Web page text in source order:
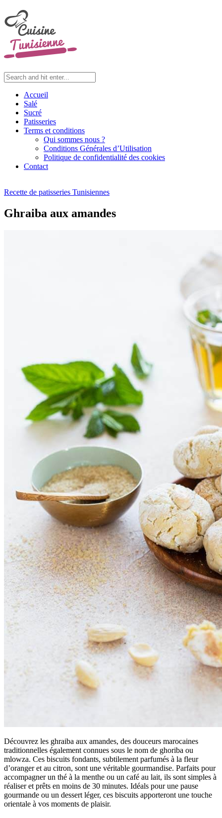
Accueil
Salé
Sucré
Patisseries
Terms et conditions
Qui sommes nous ?
Conditions Générales d’Utilisation
Politique de confidentialité des cookies
Contact
Recette de patisseries Tunisiennes
Ghraiba aux amandes
Découvrez les ghraiba aux amandes, des douceurs marocaines
traditionnelles également connues sous le nom de ghoriba ou
mlowza. Ces biscuits fondants, subtilement parfumés à la fleur
d’oranger et au citron, sont une véritable gourmandise. Parfaits pour
accompagner un thé à la menthe ou un café au lait, ils sont simples à
réaliser et prêts en moins de 30 minutes. Idéals pour une pause
gourmande ou un dessert léger, ces biscuits apporteront une touche
orientale à vos moments de plaisir.